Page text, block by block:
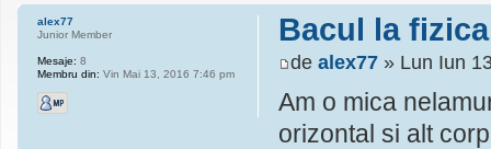
Bacul la fizica
de alex77 » Lun Iun
Am o mica
orizontal si alt
alex77
Junior Member
Mesaje: 8
Membru din: Vin Mai 13, 2016 7:46 pm